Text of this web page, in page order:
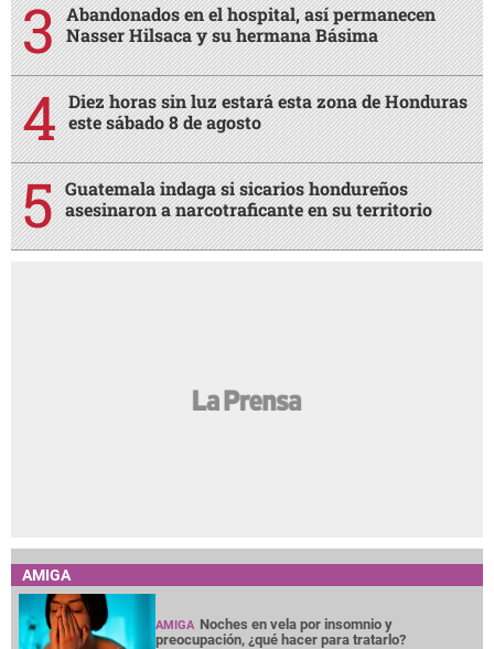
Abandonados en el hospital, así permanecen
Nasser Hilsaca y su hermana Básima
Diez horas sin luz estará esta zona de Honduras
este sábado 8 de agosto
Guatemala indaga si sicarios hondureños
asesinaron a narcotraficante en su territorio
AMIGA
AMIGA Noches en vela por insomnio y
preocupación, ¿qué hacer para tratarlo?